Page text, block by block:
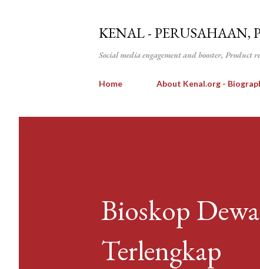
KENAL - PERUSAHAAN,
Social media engagement and booster, Product
Home About Kenal.org -
Bioskop
Terlengkap